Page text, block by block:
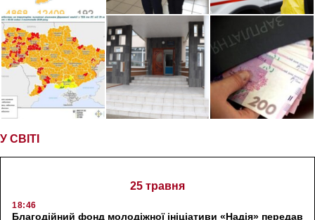
У СВІТІ
25 травня
18:46
Благодійний фонд молодіжної ініціативи «Надія» передав